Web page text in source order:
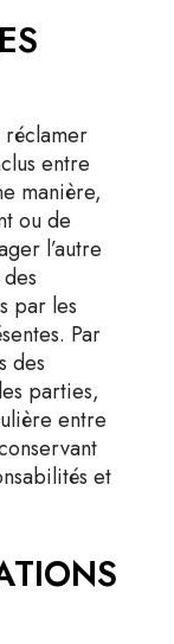
entre
manière,
ou de
l’autre
par les
Par
des
parties,
entre
et